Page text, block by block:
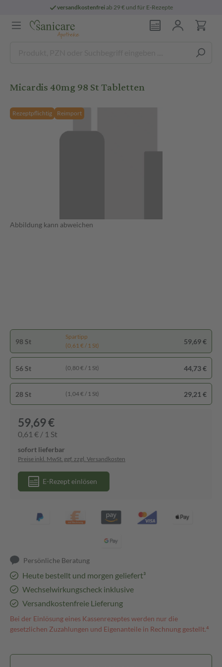
versandkostenfreiab 29 € und für E-Rezepte
Micardis 40mg 98 St Tabletten
Rezeptpflichtig Reimport
Abbildung kann abweichen
98 St
Spartipp
(0,61 € / 1 St)
59,69 €
56 St (0,80 € / 1 St) 44,73 €
28 St (1,04 € / 1 St) 29,21 €
59,69 €
0,61 € / 1 St
sofort lieferbar
Preise inkl. MwSt. ggf. zzgl. Versandkosten
E-Rezept einlösen
Persönliche Beratung
Heute bestellt und morgen geliefert³
Wechselwirkungscheck inklusive
Versandkostenfreie Lieferung
Bei der Einlösung eines Kassenrezeptes werden nur die
gesetzlichen Zuzahlungen und Eigenanteile in Rechnung gestellt.⁴